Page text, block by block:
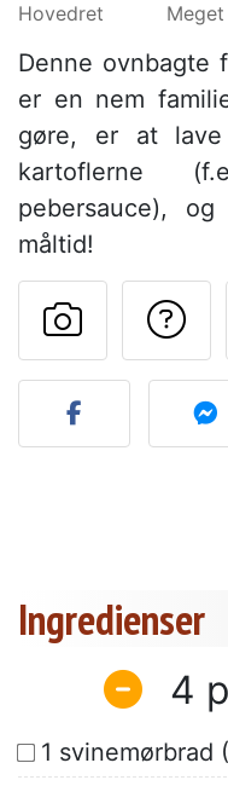
Hovedret
Denne ovnbagte
er en nem
gøre, er at
kartoflerne
pebersauce),
måltid!
Send
Ingredienser
4
1 svinemørbrad